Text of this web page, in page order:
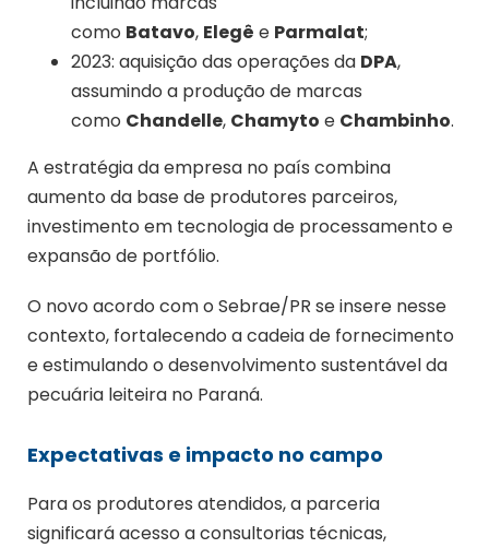
como Batavo, Elegê e Parmalat;
2023: aquisição das operações da DPA,
assumindo a produção de marcas
como Chandelle, Chamyto e Chambinho.
A estratégia da empresa no país combina
aumento da base de produtores parceiros,
investimento em tecnologia de processamento e
expansão de portfólio.
O novo acordo com o Sebrae/PR se insere nesse
contexto, fortalecendo a cadeia de fornecimento
e estimulando o desenvolvimento sustentável da
pecuária leiteira no Paraná.
Expectativas e impacto no campo
Para os produtores atendidos, a parceria
significará acesso a consultorias técnicas,